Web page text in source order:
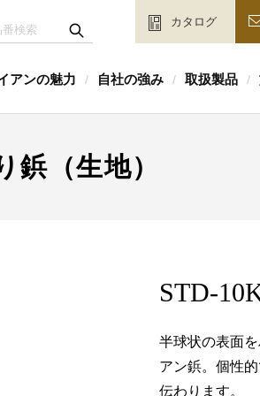
カタログ
アンの魅力 / 自社の強み / 取扱製品 /
鋲（生地）
STD-
半球状の表面
アン鋲。個性
伝わります。